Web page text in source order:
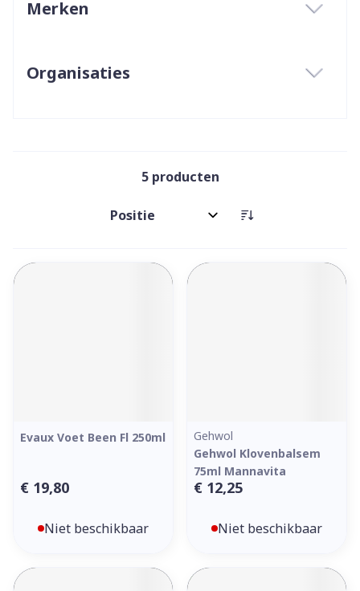
Merken
Organisaties
5producten
Sorteer op:
Evaux Voet Been Fl 250ml
€ 19,80
Niet beschikbaar
Gehwol
Gehwol Klovenbalsem
75ml Mannavita
€ 12,25
Niet beschikbaar